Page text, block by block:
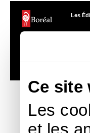
Ce site
Les
et les
Les